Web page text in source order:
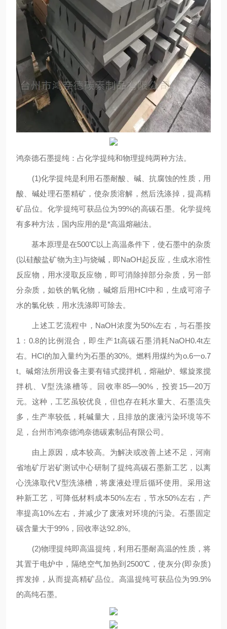
鸿奈德石墨提纯：占化学提纯和物理提纯两种方法。
(1)化学提纯是利用石墨耐酸、碱、抗腐蚀的性质，用
酸、碱处理石墨精矿，使杂质溶解，然后洗涤掉，提高精
矿品位。化学提纯可获品位为99%的高碳石墨。化学提纯
有多种方法，国内应用的是*高温熔融法。
基本原理是在500℃以上高温条件下，使石墨中的杂质
(以硅酸盐矿物为主)与烧碱，即NaOH起反应，生成水溶性
反应物，用水浸取反应物，即可消除掉部分杂质，另一部
分杂质，如铁的氧化物，碱熔后用HCl中和，生成可溶子
水的氯化铁，用水洗涤即可除去。
上述工艺流程中，NaOH浓度为50%左右，与石墨按
1：0.8的比例混合，即生产1t高碳石墨消耗NaOH0.4t左
右。HCl的加入量约为石墨的30%。燃料用煤约为o.6一o.7
t。碱熔法所用设备主要有锚式搅拌机，熔融炉、螺旋浆搅
拌机、V型洗涤槽等。回收率85—90%，投资15—20万
元。这种，工艺虽较优良，但也存在耗水量大、石墨流失
多，生产率较低，耗碱量大，且排放的废液污染环境等不
足，台州市鸿奈德鸿奈德碳素制品有限公司。
由上原因，成本较高。为解决或改善上述不足，河南
省地矿厅岩矿测试中心研制了提纯高碳石墨新工艺，以离
心洗涤取代V型洗涤槽，将废液处理后循环使用。采用这
种新工艺，可降低材料成本50%左右，节水50%左右，产
率提高10%左右，并减少了废液对环境的污染。石墨固定
碳含量大于99%，回收率达92.8%。
(2)物理提纯即高温提纯，利用石墨耐高温的性质，将
其置于电炉中，隔绝空气加热到2500℃，使灰分(即杂质)
挥发掉，从而提高精矿品位。高温提纯可获品位为99.9%
的高纯石墨。